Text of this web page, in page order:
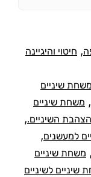
, חיטוי והיגיינה
משחת שיניים
, משחת שיניים
השיניים.,
למעשנים,
, משחת שיניים
שיניים לשיניים